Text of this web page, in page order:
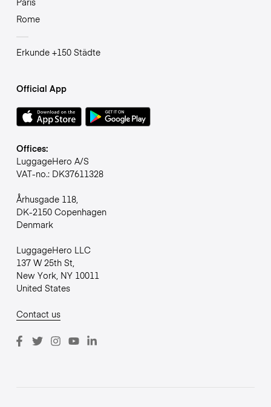
Rome
Erkunde +150 Städte
Official App
Offices:
LuggageHero A/S
VAT-no.: DK37611328
Århusgade 118,
DK-2150 Copenhagen
Denmark
LuggageHero LLC
137 W 25th St,
New York, NY 10011
United States
Contact us